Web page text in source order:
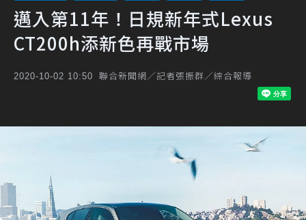
邁入第11年！日規新年式Lexus
CT200h添新色再戰市場
2020-10-02 10:50 聯合新聞網／記者張振群／綜合報導